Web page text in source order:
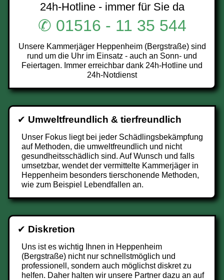
24h-Hotline - immer für Sie da
✆ 01516 - 11 35 544
Unsere Kammerjäger Heppenheim (Bergstraße) sind
rund um die Uhr im Einsatz - auch an Sonn- und
Feiertagen. Immer erreichbar dank 24h-Hotline und
24h-Notdienst
✔ Umweltfreundlich & tierfreundlich
Unser Fokus liegt bei jeder Schädlingsbekämpfung
auf Methoden, die umweltfreundlich und nicht
gesundheitsschädlich sind. Auf Wunsch und falls
umsetzbar, wendet der vermittelte Kammerjäger in
Heppenheim besonders tierschonende Methoden,
wie zum Beispiel Lebendfallen an.
✔ Diskretion
Uns ist es wichtig Ihnen in Heppenheim
(Bergstraße) nicht nur schnellstmöglich und
professionell, sondern auch möglichst diskret zu
helfen. Daher halten wir unsere Partner dazu an auf